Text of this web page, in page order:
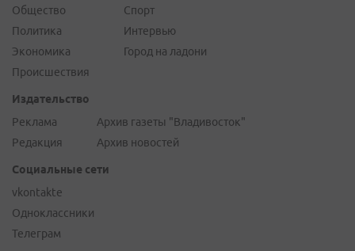
Общество
Политика
Экономика
Происшествия
Спорт
Интервью
Город на ладони
Издательство
Реклама
Редакция
Архив газеты "Владивосток"
Архив новостей
Социальные сети
vkontakte
Одноклассники
Телеграм